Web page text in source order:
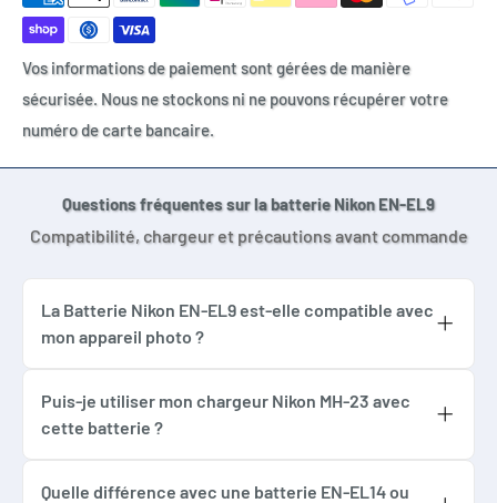
Nikon D60
Nikon DSLR-D40
Nikon DSLR-D40X
Nikon DSLR-D60
DSLR-D40A
DSLR-D40C
DSLR-D40X
DSLR-D60
EN EL 9
ENEL9E
Vos informations de paiement sont gérées de manière
sécurisée. Nous ne stockons ni ne pouvons récupérer votre
numéro de carte bancaire.
Questions fréquentes sur la batterie Nikon EN-EL9
Compatibilité, chargeur et précautions avant commande
La Batterie Nikon EN-EL9 est-elle compatible avec
mon appareil photo ?
convient aux appareils Nikon utilisant une
batterie EN-EL9, ENEL9, EN EL 9, EN-EL9a ou
D40, D40x et D60. Vérifiez toujours la
Puis-je utiliser mon chargeur Nikon MH-23 avec
cette batterie ?
utilisée avec un chargeur compatible EN-EL9
Quelle différence avec une batterie EN-EL14 ou